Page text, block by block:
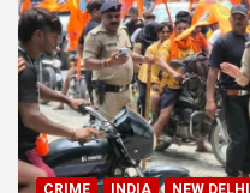
CRIME INDIA NEW DELHI